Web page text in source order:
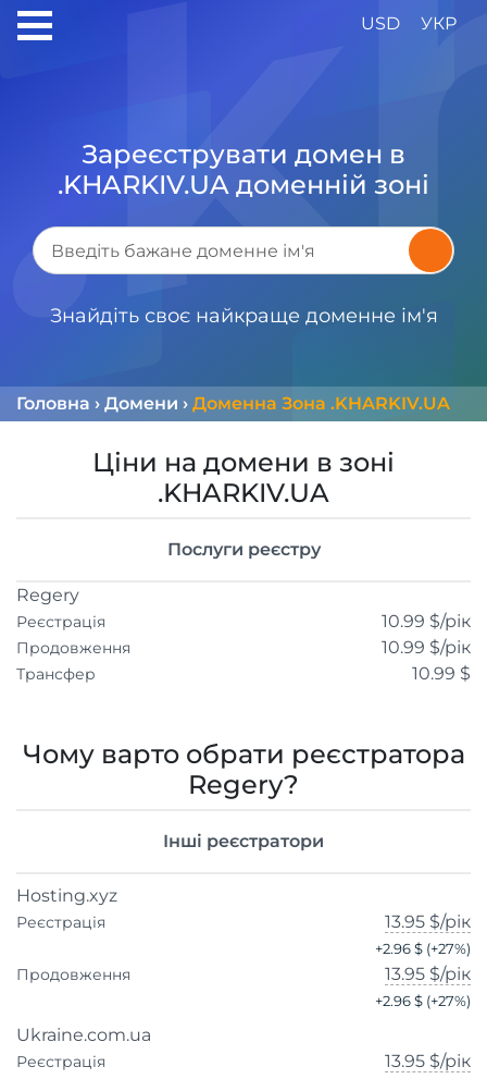
USD УКР
Зареєструвати домен в
.KHARKIV.UA доменній зоні
Знайдіть своє найкраще доменне ім'я
Головна › Домени › Доменна Зона .KHARKIV.UA
Ціни на домени в зоні
.KHARKIV.UA
Послуги реєстру
Regery
Реєстрація 10.99 $/рік
Продовження 10.99 $/рік
Трансфер 10.99 $
Чому варто обрати реєстратора
Regery?
Інші реєстратори
Hosting.xyz
Реєстрація 13.95 $/рік
+2.96 $ (+27%)
Продовження 13.95 $/рік
+2.96 $ (+27%)
Ukraine.com.ua
Реєстрація 13.95 $/рік